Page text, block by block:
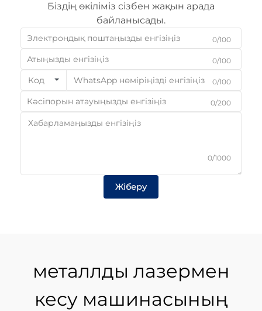
Біздің өкіліміз сізбен жақын арада
байланысады.
0/100
0/100
Код 0/100
0/200
0/1000
Жіберу
металлды лазермен
кесу машинасының